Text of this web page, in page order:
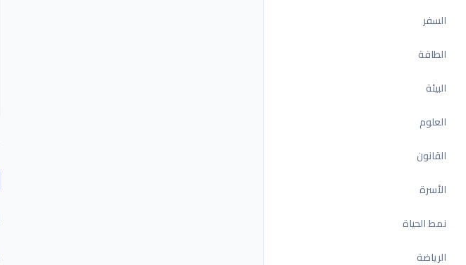
السفر
الطاقة
البيئة
العلوم
القانون
الأسرة
نمط الحياة
الرياضة